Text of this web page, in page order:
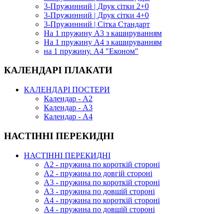
3-Пружинний | Друк сітки 2+0
3-Пружинний | Друк сітки 4+0
3-Пружинний | Сітка Стандарт
На 1 пружину А3 з кашируванням
На 1 пружину А4 з кашируванням
на 1 пружину. А4 "Економ"
КАЛЕНДАРІ ПЛАКАТИ
КАЛЕНДАРІ ПОСТЕРИ
Календар - А2
Календар - А3
Календар - А4
НАСТІННІ ПЕРЕКИДНІ
НАСТІННІ ПЕРЕКИДНІ
А2 - пружина по короткій стороні
А2 - пружина по довгій стороні
А3 - пружина по короткій стороні
А3 - пружина по довшій стороні
А4 - пружина по короткій стороні
А4 - пружина по довшій стороні